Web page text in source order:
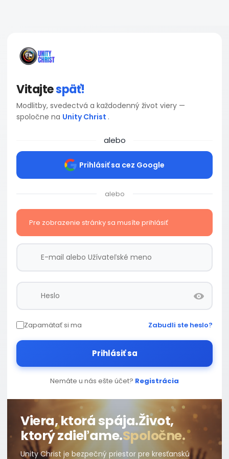
Vitajtespäť!
Modlitby, svedectvá a každodenný život viery —
spoločne na Unity Christ .
alebo
Prihlásiť sa cez Google
alebo
Pre zobrazenie stránky sa musíte prihlásiť
Zapamätať si ma Zabudli ste heslo?
Prihlásiť sa
Nemáte u nás ešte účet? Registrácia
Viera, ktorá spája.Život,
ktorý zdieľame.Spoločne.
Unity Christ je bezpečný priestor pre kresťanskú